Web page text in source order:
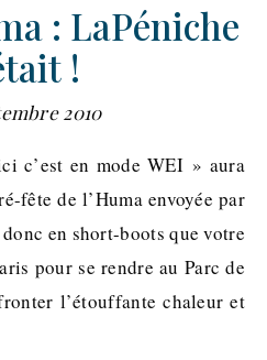
: LaPéniche
!
2010
c’est en mode WEI » aura
fête de l’Huma envoyée par
en short-boots que votre
pour se rendre au Parc de
l’étouffante chaleur et